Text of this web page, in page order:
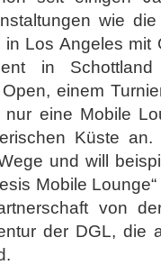
wie
Los Angeles mit
in
einem
eine Mobile
Küste
und will
Mobile
von
der DGL, die